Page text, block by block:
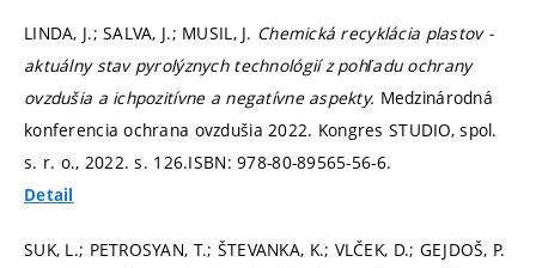
LINDA, J.; SALVA, J.; MUSIL, J. Chemická recyklácia plastov -
aktuálny stav pyrolýznych technológií z pohľadu ochrany
ovzdušia a ichpozitívne a negatívne aspekty. Medzinárodná
konferencia ochrana ovzdušia 2022. Kongres STUDIO, spol.
s. r. o., 2022.s. 126.ISBN: 978-80-89565-56-6.
Detail
SUK, L.; PETROSYAN, T.; ŠTEVANKA, K.; VLČEK, D.; GEJDOŠ, P.